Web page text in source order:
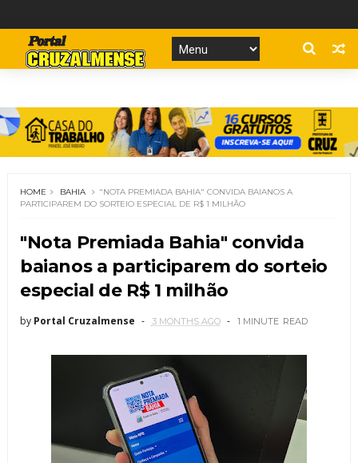
HOME BAHIA
"NOTA PREMIADA BAHIA" CONVIDA BAIANOS A
PARTICIPAREM DO SORTEIO ESPECIAL DE R$ 1 MILHÃO
"Nota Premiada Bahia" convida
baianos a participarem do sorteio
especial de R$ 1 milhão
by Portal Cruzalmense 3 MONTHS AGO 1 MINUTE READ